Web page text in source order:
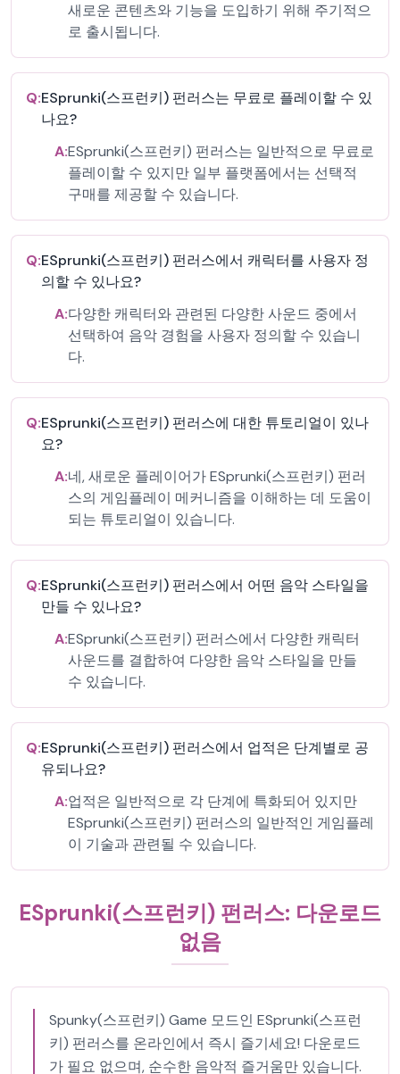
새로운 콘텐츠와 기능을 도입하기 위해 주기적으
로 출시됩니다.
Q:ESprunki(스프런키) 펀러스는 무료로 플레이할 수 있
나요?
A:ESprunki(스프런키) 펀러스는 일반적으로 무료로
플레이할 수 있지만 일부 플랫폼에서는 선택적
구매를 제공할 수 있습니다.
Q:ESprunki(스프런키) 펀러스에서 캐릭터를 사용자 정
의할 수 있나요?
A:다양한 캐릭터와 관련된 다양한 사운드 중에서
선택하여 음악 경험을 사용자 정의할 수 있습니
다.
Q:ESprunki(스프런키) 펀러스에 대한 튜토리얼이 있나
요?
A:네, 새로운 플레이어가 ESprunki(스프런키) 펀러
스의 게임플레이 메커니즘을 이해하는 데 도움이
되는 튜토리얼이 있습니다.
Q:ESprunki(스프런키) 펀러스에서 어떤 음악 스타일을
만들 수 있나요?
A:ESprunki(스프런키) 펀러스에서 다양한 캐릭터
사운드를 결합하여 다양한 음악 스타일을 만들
수 있습니다.
Q:ESprunki(스프런키) 펀러스에서 업적은 단계별로 공
유되나요?
A:업적은 일반적으로 각 단계에 특화되어 있지만
ESprunki(스프런키) 펀러스의 일반적인 게임플레
이 기술과 관련될 수 있습니다.
ESprunki(스프런키) 펀러스: 다운로드
없음
Spunky(스프런키) Game 모드인 ESprunki(스프런
키) 펀러스를 온라인에서 즉시 즐기세요! 다운로드
가 필요 없으며, 순수한 음악적 즐거움만 있습니다.